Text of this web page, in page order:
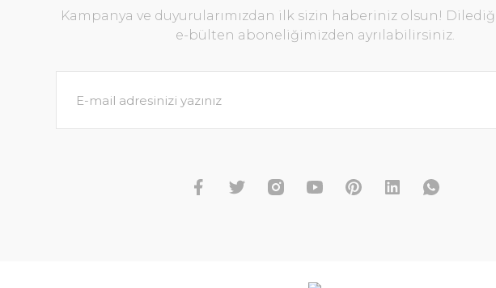
Kampanya ve duyurularımızdan ilk sizin haberiniz olsun!
e-bülten aboneliğimizden ayrılabilirsiniz.